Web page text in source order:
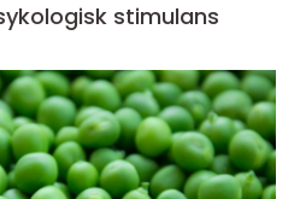
stimulans